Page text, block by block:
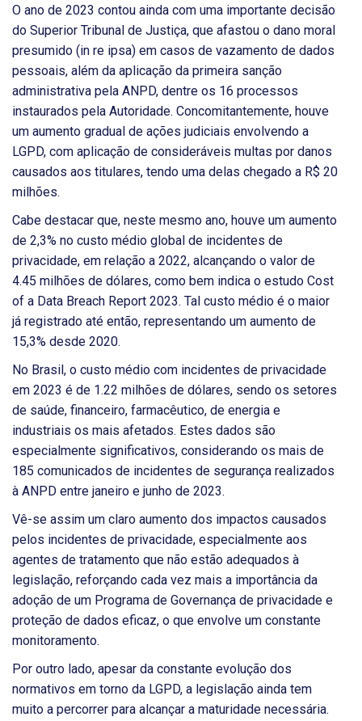
O ano de 2023 contou ainda com uma importante decisão
do Superior Tribunal de Justiça, que afastou o dano moral
presumido (in re ipsa) em casos de vazamento de dados
pessoais, além da aplicação da primeira sanção
administrativa pela ANPD, dentre os 16 processos
instaurados pela Autoridade. Concomitantemente, houve
um aumento gradual de ações judiciais envolvendo a
LGPD, com aplicação de consideráveis multas por danos
causados aos titulares, tendo uma delas chegado a R$ 20
milhões.
Cabe destacar que, neste mesmo ano, houve um aumento
de 2,3% no custo médio global de incidentes de
privacidade, em relação a 2022, alcançando o valor de
4.45 milhões de dólares, como bem indica o estudo Cost
of a Data Breach Report 2023. Tal custo médio é o maior
já registrado até então, representando um aumento de
15,3% desde 2020.
No Brasil, o custo médio com incidentes de privacidade
em 2023 é de 1.22 milhões de dólares, sendo os setores
de saúde, financeiro, farmacêutico, de energia e
industriais os mais afetados. Estes dados são
especialmente significativos, considerando os mais de
185 comunicados de incidentes de segurança realizados
à ANPD entre janeiro e junho de 2023.
Vê-se assim um claro aumento dos impactos causados
pelos incidentes de privacidade, especialmente aos
agentes de tratamento que não estão adequados à
legislação, reforçando cada vez mais a importância da
adoção de um Programa de Governança de privacidade e
proteção de dados eficaz, o que envolve um constante
monitoramento.
Por outro lado, apesar da constante evolução dos
normativos em torno da LGPD, a legislação ainda tem
muito a percorrer para alcançar a maturidade necessária.